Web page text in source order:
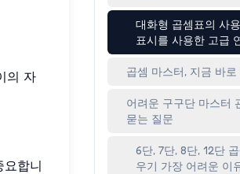
의 자
합니
대화형 곱셈표의 사
표시를 사용한 고급
곱셈 마스터, 지금 바로
어려운 구구단 마스터
묻는 질문
6단, 7단, 8단, 12단
우기 가장 어려운 이